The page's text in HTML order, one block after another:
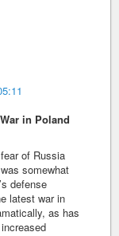
in Poland
of Russia
somewhat
defense
latest war in
as has